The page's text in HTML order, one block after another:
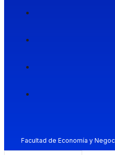
Facultad de Economía y